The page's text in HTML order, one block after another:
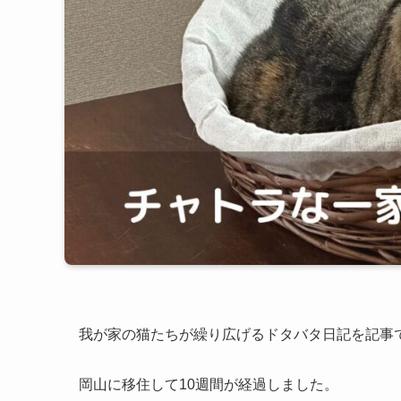
我が家の猫たちが繰り広げるドタバタ日記を記事
岡山に移住して10週間が経過しました。